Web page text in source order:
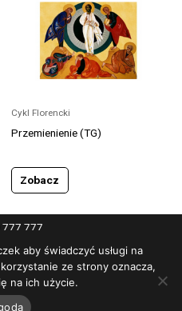
Cykl Florencki
Przemienienie (TG)
Zobacz
777 777
17:00
Liturgiczne
aby świadczyć usługi na
ze strony oznacza,
na ich użycie.